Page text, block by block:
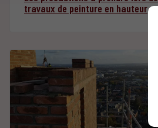
travaux de peinture en hauteur